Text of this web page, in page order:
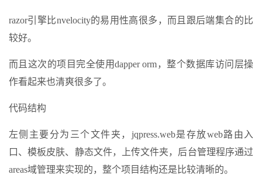
razor引擎比nvelocity的易用性高很多，而且跟后端集合的比
较好。
而且这次的项目完全使用dapper orm，整个数据库访问层操
作看起来也清爽很多了。
代码结构
左侧主要分为三个文件夹，jqpress.web是存放web路由入
口、模板皮肤、静态文件，上传文件夹，后台管理程序通过
areas域管理来实现的，整个项目结构还是比较清晰的。